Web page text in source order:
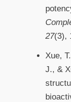
27(3),
Xue,
J., &